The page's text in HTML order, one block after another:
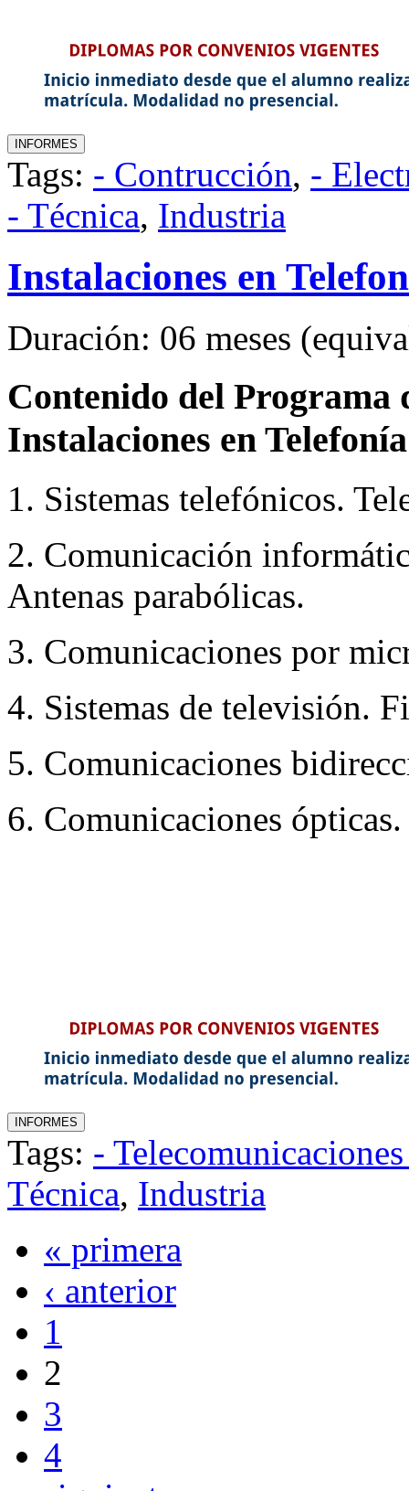
Tags: - Contrucción, -
- Técnica, Industria
Instalaciones en
Duración: 06 meses
Contenido del Programa
Instalaciones en
1. Sistemas telefónicos.
2. Comunicación
Antenas parabólicas.
3. Comunicaciones por
4. Sistemas de televisión.
5. Comunicaciones
6. Comunicaciones
Tags: -
Técnica, Industria
« primera
‹ anterior
1
2
3
4